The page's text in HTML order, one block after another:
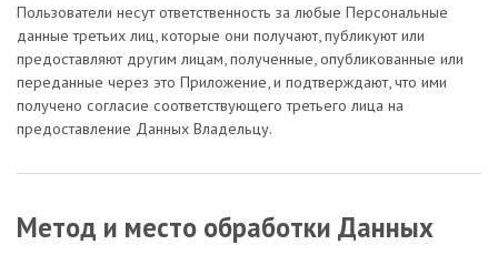
Пользователи несут ответственность за любые Персональные
данные третьих лиц, которые они получают, публикуют или
предоставляют другим лицам, полученные, опубликованные или
переданные через это Приложение, и подтверждают, что ими
получено согласие соответствующего третьего лица на
предоставление Данных Владельцу.
Метод и место обработки Данных